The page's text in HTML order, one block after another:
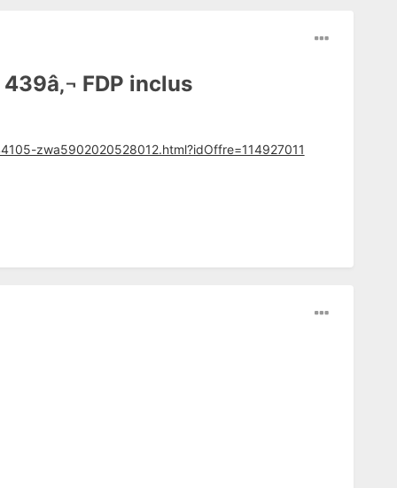
FDP inclus
zwa5902020528012.html?idOffre=114927011